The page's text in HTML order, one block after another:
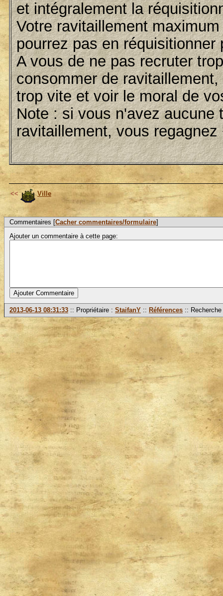
et intégralement la
Votre ravitaillement
pourrez pas en réquisitionner
A vous de ne pas recruter
consommer de
trop vite et voir le moral de
Note : si vous n'avez aucune
ravitaillement, vous
<< Ville
Commentaires [Cacher commentaires/formulaire]
Ajouter un commentaire à cette page:
2013-06-13 08:31:33 :: Propriétaire : StaifanY :: Références ::